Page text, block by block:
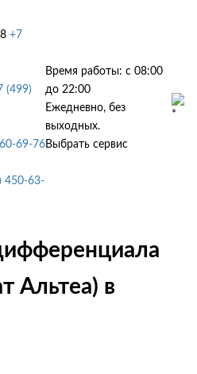
+7
(499)
69-76
450-63-
Время работы: с 08:00
до 22:00
Ежедневно, без
выходных.
Выбрать сервис
Альтеа) в